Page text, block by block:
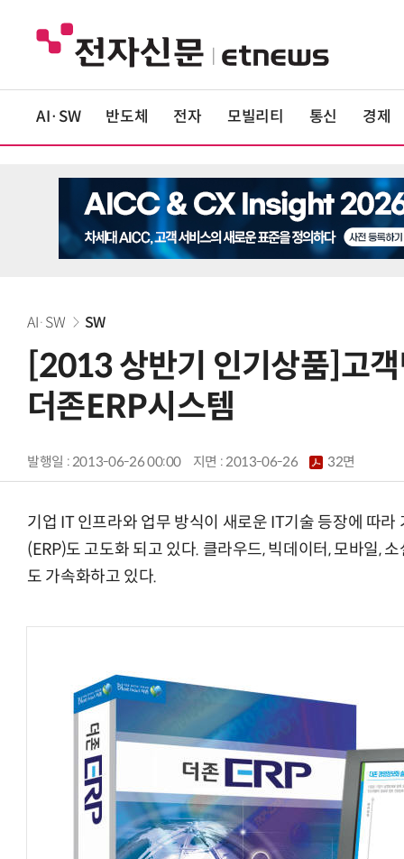
AI·SW 반도체 전자 모빌리티 통신 경제
AI·SW SW
[2013 상반기 인기상품]고
더존ERP시스템
발행일 : 2013-06-26 00:00 지면 :2013-06-26 32면
기업 IT 인프라와 업무 방식이 새로운 IT기술 등장에 따
(ERP)도 고도화 되고 있다. 클라우드, 빅데이터, 모바일,
도 가속화하고 있다.